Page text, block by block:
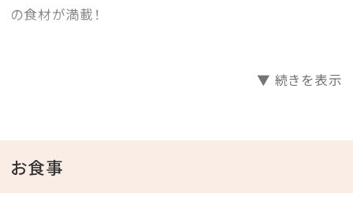
の食材が満載！
【 プラン内容 】
▼ 続きを表示
お食事